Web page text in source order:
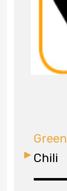
Green
Chili